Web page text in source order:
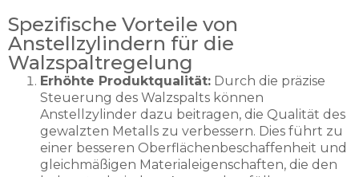
Spezifische Vorteile von
Anstellzylindern für die
Walzspaltregelung
Erhöhte Produktqualität: Durch die präzise
Steuerung des Walzspalts können
Anstellzylinder dazu beitragen, die Qualität des
gewalzten Metalls zu verbessern. Dies führt zu
einer besseren Oberflächenbeschaffenheit und
gleichmäßigen Materialeigenschaften, die den